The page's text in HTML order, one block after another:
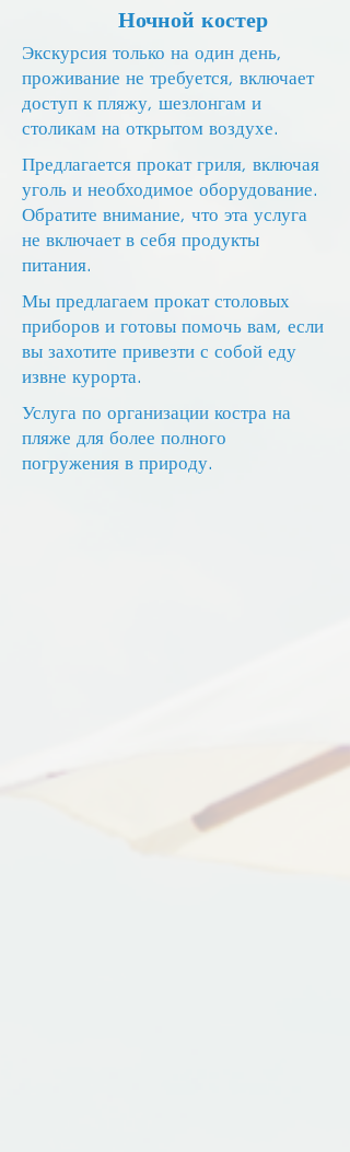
Ночной костер
Экскурсия только на один день,
проживание не требуется, включает
доступ к пляжу, шезлонгам и
столикам на открытом воздухе.
Предлагается прокат гриля, включая
уголь и необходимое оборудование.
Обратите внимание, что эта услуга
не включает в себя продукты
питания.
Мы предлагаем прокат столовых
приборов и готовы помочь вам, если
вы захотите привезти с собой еду
извне курорта.
Услуга по организации костра на
пляже для более полного
погружения в природу.